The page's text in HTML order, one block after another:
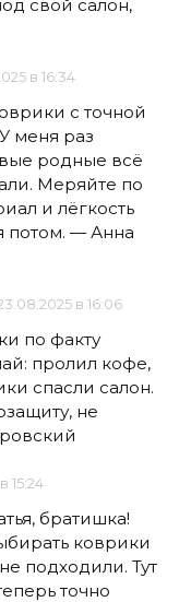
свой салон,
в 16:34
с точной
меня раз
родные всё
Меряйте по
и лёгкость
потом. — Анна
в 16:06
по факту
пролил кофе,
спасли салон.
не
15:24
братишка!
коврики
подходили. Тут
точно